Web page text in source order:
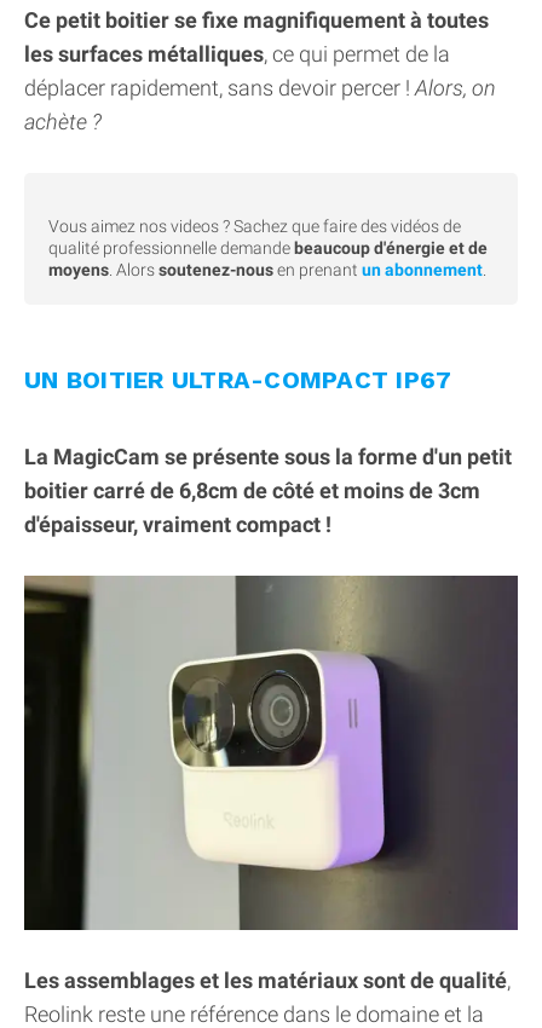
Ce petit boitier se fixe magnifiquement à toutes
les surfaces métalliques, ce qui permet de la
déplacer rapidement, sans devoir percer ! Alors, on
achète ?
Vous aimez nos videos ? Sachez que faire des vidéos de
qualité professionnelle demande beaucoup d'énergie et de
moyens . Alorssoutenez-nousen prenant un abonnement
UN BOITIER ULTRA-COMPACT IP67
La MagicCam se présente sous la forme d'un petit
boitier carré de 6,8cm de côté et moins de 3cm
d'épaisseur, vraiment compact !
Les assemblages et les matériaux sont de qualité,
Reolink reste une référence dans le domaine et la